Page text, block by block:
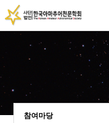
참여마당